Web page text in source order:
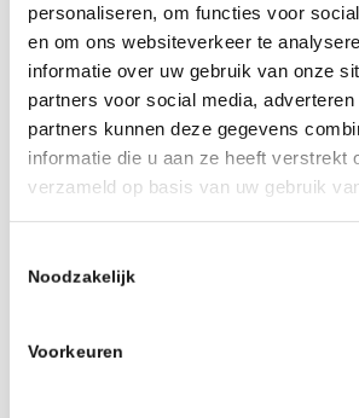
personaliseren, om functies voor
en om ons websiteverkeer te
informatie over uw gebruik van onze
partners voor social media,
partners kunnen deze gegevens
informatie die u aan ze heeft verstrekt
verzameld op basis van uw gebruik
Noodzakelijk
Voorkeuren
10 juli 2019